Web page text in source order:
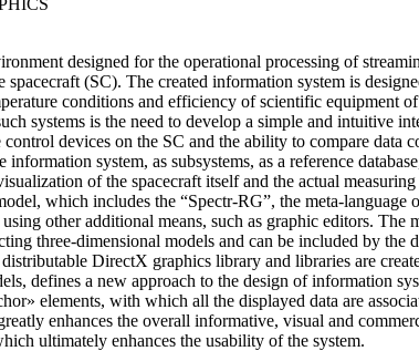
designed for the operational processing of
spacecraft (SC). The created information system is
conditions and efficiency of scientific equipment
systems is the need to develop a simple and intuitive
devices on the SC and the ability to compare data
system, as subsystems, as a reference
of the spacecraft itself and the actual
which includes the “Spectr-RG”, the meta-language
other additional means, such as graphic editors. The
three-dimensional models and can be included by the
DirectX graphics library and libraries are
defines a new approach to the design of information
elements, with which all the displayed data are
enhances the overall informative, visual and
ultimately enhances the usability of the system.